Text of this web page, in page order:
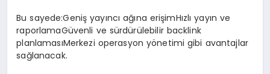
Bu sayede:Geniş yayıncı ağına erişimHızlı yayın ve
raporlamaGüvenli ve sürdürülebilir backlink
planlamasıMerkezi operasyon yönetimi gibi avantajlar
sağlanacak.